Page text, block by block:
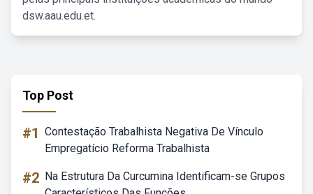
dsw.aau.edu.et.
Top Post
#1 Contestação Trabalhista Negativa De Vínculo
Empregatício Reforma Trabalhista
#2 Na Estrutura Da Curcumina Identificam-se Grupos